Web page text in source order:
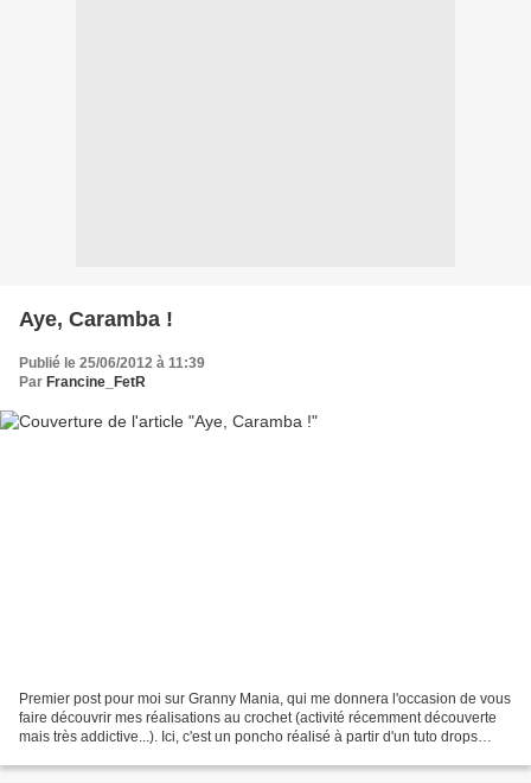
Aye, Caramba !
Publié le 25/06/2012 à 11:39
Par Francine_FetR
Premier post pour moi sur Granny Mania, qui me donnera l'occasion de vous
faire découvrir mes réalisations au crochet (activité récemment découverte
mais très addictive...). Ici, c'est un poncho réalisé à partir d'un tuto drops